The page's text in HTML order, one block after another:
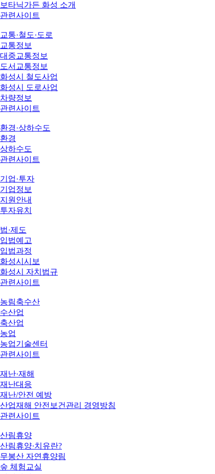
보타닉가든 화성 소개
관련사이트
교통·철도·도로
교통정보
대중교통정보
도서교통정보
화성시 철도사업
화성시 도로사업
차량정보
관련사이트
환경·상하수도
환경
상하수도
관련사이트
기업·투자
기업정보
지원안내
투자유치
법·제도
입법예고
입법과정
화성시시보
화성시 자치법규
관련사이트
농림축수산
수산업
축산업
농업
농업기술센터
관련사이트
재난·재해
재난대응
재난/안전 예방
산업재해 안전보건관리 경영방침
관련사이트
산림휴양
산림휴양·치유란?
무봉산 자연휴양림
숲 체험교실